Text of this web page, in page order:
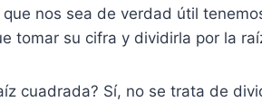
que nos sea de verdad útil
tomar su cifra y dividirla por la
cuadrada? Sí, no se trata de